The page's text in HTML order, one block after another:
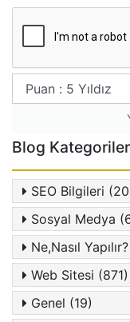
Blog
SEO Bilgileri
Sosyal Medya
Ne,Nasıl
Web Sitesi (871)
Genel (19)